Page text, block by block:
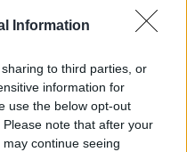
Information
to third parties, or
information for
use the below opt-out
note that after your
continue seeing